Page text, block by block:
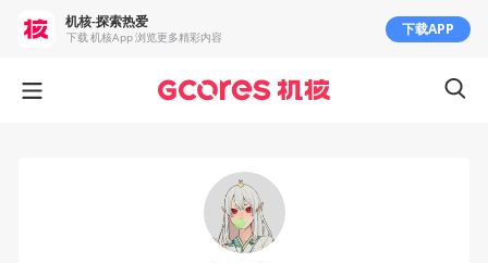
机核-探索热爱
下载 机核App 浏览更多精彩内容 下载APP